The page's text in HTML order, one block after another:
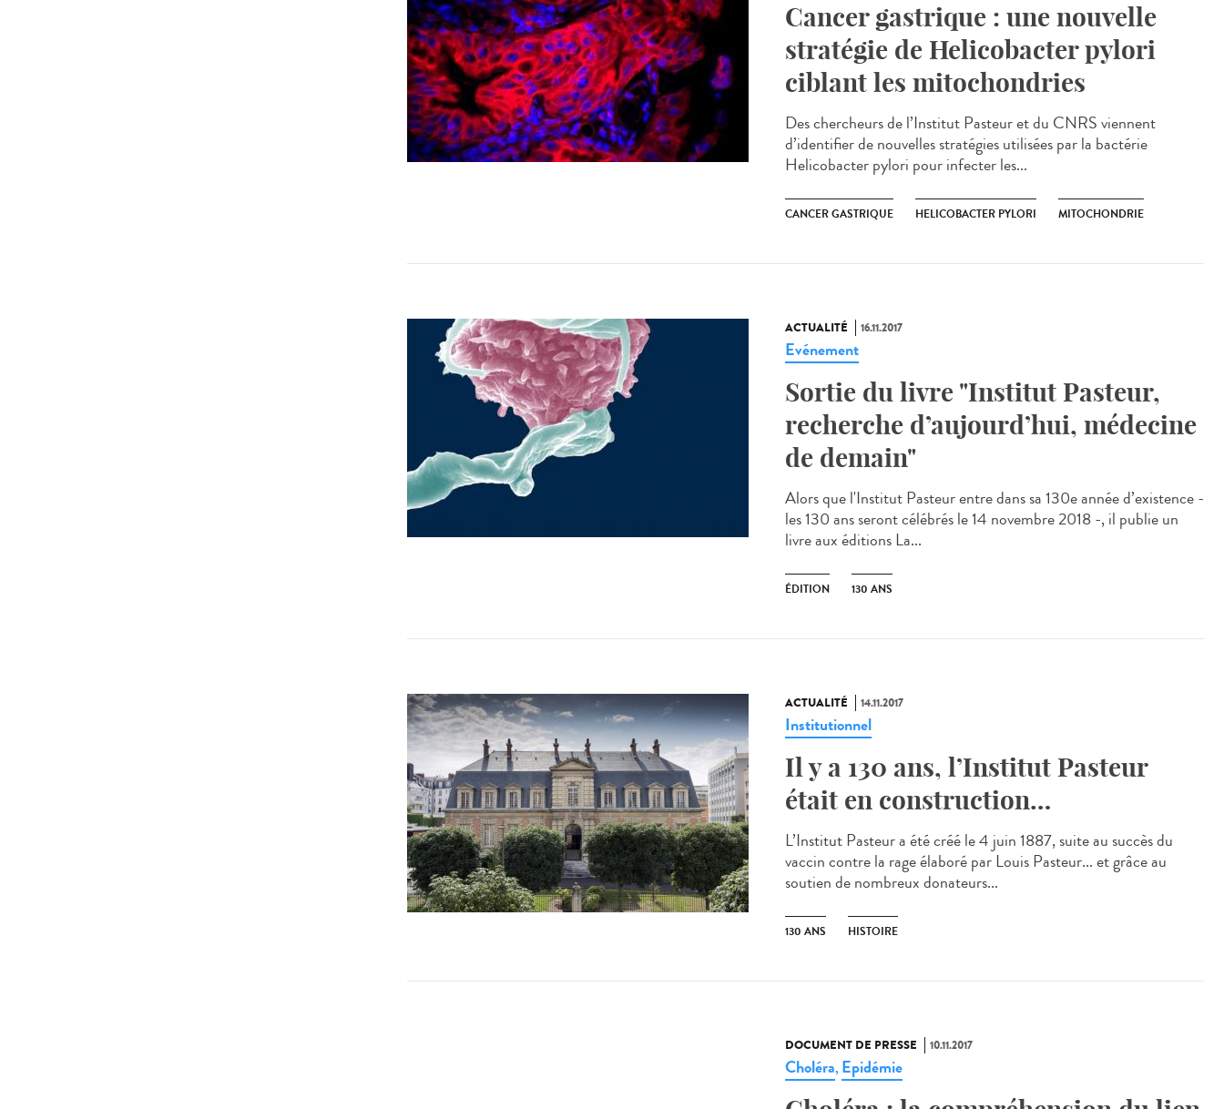
Cancer gastrique : une nouvelle
stratégie de Helicobacter pylori
ciblant les mitochondries
Des chercheurs de l’Institut Pasteur et du CNRS viennent
d’identifier de nouvelles stratégies utilisées par la bactérie
Helicobacter pylori pour infecter les...
CANCER GASTRIQUE HELICOBACTER PYLORI MITOCHONDRIE
ACTUALITÉ 16.11.2017
Evénement
Sortie du livre "Institut Pasteur,
recherche d’aujourd’hui, médecine
de demain"
Alors que l'Institut Pasteur entre dans sa 130e année d’existence -
les 130 ans seront célébrés le 14 novembre 2018 -, il publie un
livre aux éditions La...
ÉDITION 130 ANS
ACTUALITÉ 14.11.2017
Institutionnel
Il y a 130 ans, l’Institut Pasteur
était en construction…
L’Institut Pasteur a été créé le 4 juin 1887, suite au succès du
vaccin contre la rage élaboré par Louis Pasteur... et grâce au
soutien de nombreux donateurs...
130 ANS HISTOIRE
DOCUMENT DE PRESSE 10.11.2017
Choléra, Epidémie